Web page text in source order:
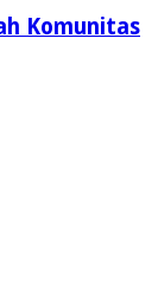
Komunitas